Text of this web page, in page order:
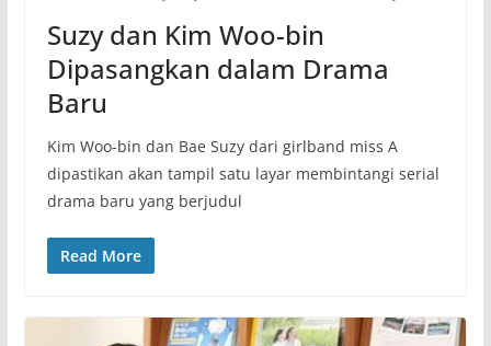
Suzy dan Kim Woo-bin
Dipasangkan dalam Drama
Baru
Kim Woo-bin dan Bae Suzy dari girlband miss A
dipastikan akan tampil satu layar membintangi serial
drama baru yang berjudul
Read More